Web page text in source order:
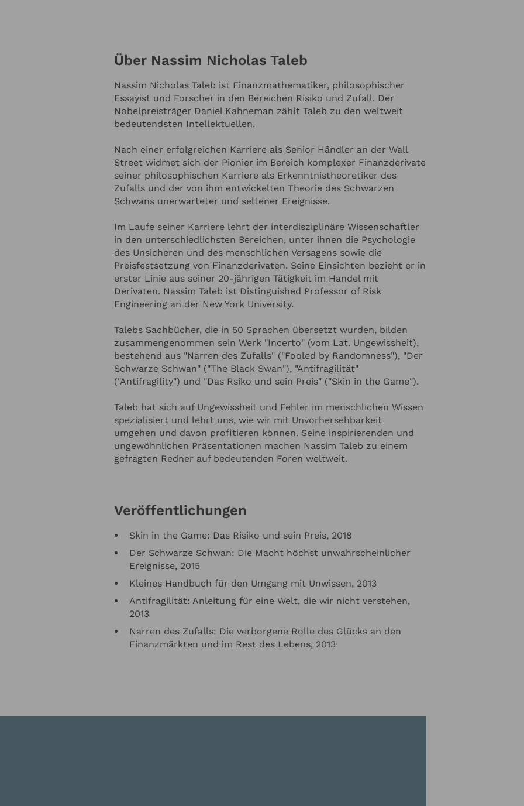
Über Nassim Nicholas Taleb
Nassim Nicholas Taleb ist Finanzmathematiker, philosophischer
Essayist und Forscher in den Bereichen Risiko und Zufall. Der
Nobelpreisträger Daniel Kahneman zählt Taleb zu den weltweit
bedeutendsten Intellektuellen.
Nach einer erfolgreichen Karriere als Senior Händler an der Wall
Street widmet sich der Pionier im Bereich komplexer Finanzderivate
seiner philosophischen Karriere als Erkenntnistheoretiker des
Zufalls und der von ihm entwickelten Theorie des Schwarzen
Schwans unerwarteter und seltener Ereignisse.
Im Laufe seiner Karriere lehrt der interdisziplinäre Wissenschaftler
in den unterschiedlichsten Bereichen, unter ihnen die Psychologie
des Unsicheren und des menschlichen Versagens sowie die
Preisfestsetzung von Finanzderivaten. Seine Einsichten bezieht er in
erster Linie aus seiner 20-jährigen Tätigkeit im Handel mit
Derivaten. Nassim Taleb ist Distinguished Professor of Risk
Engineering an der New York University.
Talebs Sachbücher, die in 50 Sprachen übersetzt wurden, bilden
zusammengenommen sein Werk "Incerto" (vom Lat. Ungewissheit),
bestehend aus "Narren des Zufalls" ("Fooled by Randomness"), "Der
Schwarze Schwan" ("The Black Swan"), "Antifragilität"
("Antifragility") und "Das Rsiko und sein Preis" ("Skin in the Game").
Taleb hat sich auf Ungewissheit und Fehler im menschlichen Wissen
spezialisiert und lehrt uns, wie wir mit Unvorhersehbarkeit
umgehen und davon profitieren können. Seine inspirierenden und
ungewöhnlichen Präsentationen machen Nassim Taleb zu einem
gefragten Redner auf bedeutenden Foren weltweit.
Veröffentlichungen
Skin in the Game: Das Risiko und sein Preis, 2018
Der Schwarze Schwan: Die Macht höchst unwahrscheinlicher
Ereignisse, 2015
Kleines Handbuch für den Umgang mit Unwissen, 2013
Antifragilität: Anleitung für eine Welt, die wir nicht verstehen,
2013
Narren des Zufalls: Die verborgene Rolle des Glücks an den
Finanzmärkten und im Rest des Lebens, 2013
Nassim Nicholas Taleb
Online Anfrage
Ihre E-Mail-Adresse*
soll der Redner sprechen?
zur Kenntnis genommen. Ich stimme zu, dass meine Angaben zur
in regelmässigen Abständen mit dem LSB Newsletter über Neuigkeiten informiert werden
Anfrage absenden